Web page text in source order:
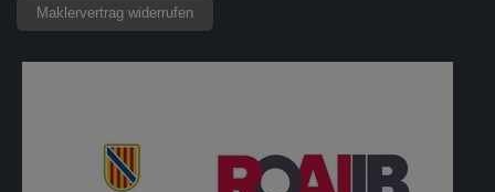
Maklervertrag widerrufen